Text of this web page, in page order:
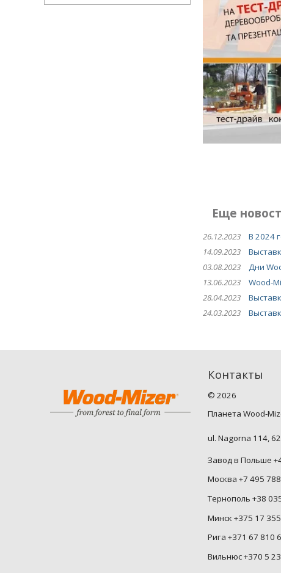
Еще
26.12.2023
В 2024
14.09.2023
03.08.2023
Дни
13.06.2023
Wood-
28.04.2023
24.03.2023
Контакты
© 2026
Планета Wood-
ul. Nagorna 114,
Завод в Польше
Москва +7 495
Тернополь +38
Минск +375 17
Рига +371 67 810
Вильнюс +370 5